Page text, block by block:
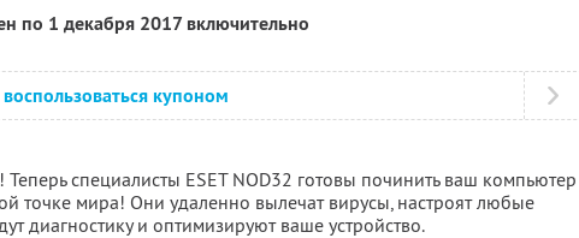
по 1 декабря 2017 включительно
купоном
специалисты ESET NOD32 готовы починить ваш компьютер
точке мира! Они удаленно вылечат вирусы, настроят любые
диагностику и оптимизируют ваше устройство.